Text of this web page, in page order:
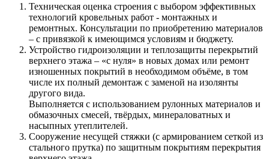
Техническая оценка строения с выбором эффективных
технологий кровельных работ - монтажных и
ремонтных. Консультации по приобретению материалов
– с привязкой к имеющимся условиям и бюджету.
Устройство гидроизоляции и теплозащиты перекрытий
верхнего этажа – «с нуля» в новых домах или ремонт
изношенных покрытий в необходимом объёме, в том
числе их полный демонтаж с заменой на изолянты
другого вида.
Выполняется с использованием рулонных материалов и
обмазочных смесей, твёрдых, минераловатных и
насыпных утеплителей.
Сооружение несущей стяжки (с армированием сеткой из
стального прутка) по защитным покрытиям перекрытия